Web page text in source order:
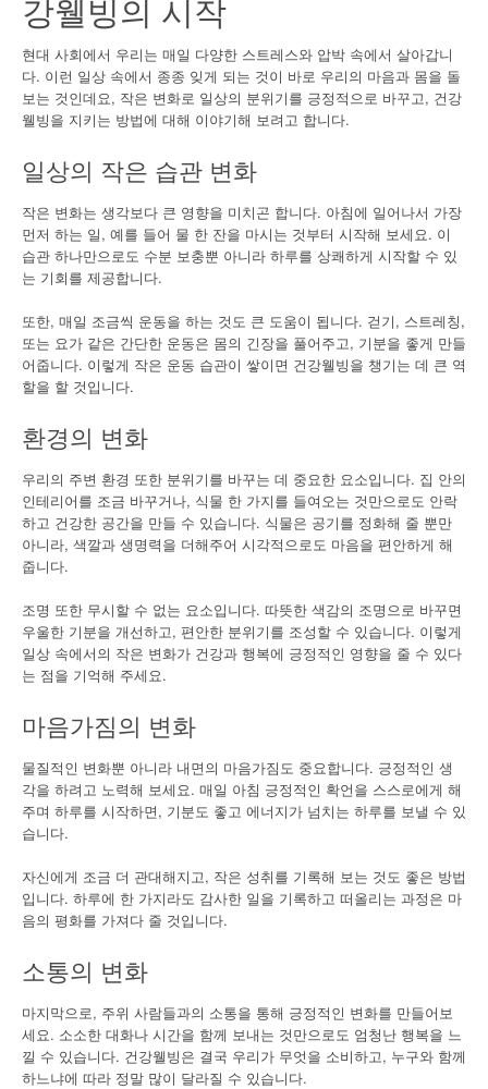
강웰빙의 시작
현대 사회에서 우리는 매일 다양한 스트레스와 압박 속에서 살아갑니
다. 이런 일상 속에서 종종 잊게 되는 것이 바로 우리의 마음과 몸을 돌
보는 것인데요, 작은 변화로 일상의 분위기를 긍정적으로 바꾸고, 건강
웰빙을 지키는 방법에 대해 이야기해 보려고 합니다.
일상의 작은 습관 변화
작은 변화는 생각보다 큰 영향을 미치곤 합니다. 아침에 일어나서 가장
먼저 하는 일, 예를 들어 물 한 잔을 마시는 것부터 시작해 보세요. 이
습관 하나만으로도 수분 보충뿐 아니라 하루를 상쾌하게 시작할 수 있
는 기회를 제공합니다.
또한, 매일 조금씩 운동을 하는 것도 큰 도움이 됩니다. 걷기, 스트레칭,
또는 요가 같은 간단한 운동은 몸의 긴장을 풀어주고, 기분을 좋게 만들
어줍니다. 이렇게 작은 운동 습관이 쌓이면 건강웰빙을 챙기는 데 큰 역
할을 할 것입니다.
환경의 변화
우리의 주변 환경 또한 분위기를 바꾸는 데 중요한 요소입니다. 집 안의
인테리어를 조금 바꾸거나, 식물 한 가지를 들여오는 것만으로도 안락
하고 건강한 공간을 만들 수 있습니다. 식물은 공기를 정화해 줄 뿐만
아니라, 색깔과 생명력을 더해주어 시각적으로도 마음을 편안하게 해
줍니다.
조명 또한 무시할 수 없는 요소입니다. 따뜻한 색감의 조명으로 바꾸면
우울한 기분을 개선하고, 편안한 분위기를 조성할 수 있습니다. 이렇게
일상 속에서의 작은 변화가 건강과 행복에 긍정적인 영향을 줄 수 있다
는 점을 기억해 주세요.
마음가짐의 변화
물질적인 변화뿐 아니라 내면의 마음가짐도 중요합니다. 긍정적인 생
각을 하려고 노력해 보세요. 매일 아침 긍정적인 확언을 스스로에게 해
주며 하루를 시작하면, 기분도 좋고 에너지가 넘치는 하루를 보낼 수 있
습니다.
자신에게 조금 더 관대해지고, 작은 성취를 기록해 보는 것도 좋은 방법
입니다. 하루에 한 가지라도 감사한 일을 기록하고 떠올리는 과정은 마
음의 평화를 가져다 줄 것입니다.
소통의 변화
마지막으로, 주위 사람들과의 소통을 통해 긍정적인 변화를 만들어보
세요. 소소한 대화나 시간을 함께 보내는 것만으로도 엄청난 행복을 느
낄 수 있습니다. 건강웰빙은 결국 우리가 무엇을 소비하고, 누구와 함께
하느냐에 따라 정말 많이 달라질 수 있습니다.